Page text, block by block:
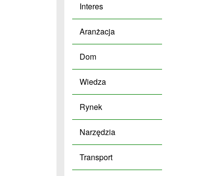
Interes
Aranżacja
Dom
Wiedza
Rynek
Narzędzia
Transport